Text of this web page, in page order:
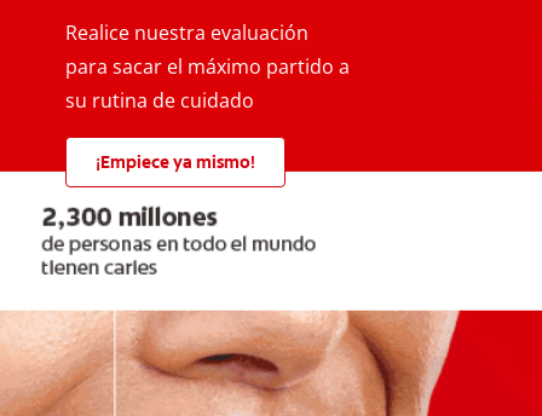
Realice nuestra evaluación
para sacar el máximo partido a
su rutina de cuidado
¡Empiece ya mismo!